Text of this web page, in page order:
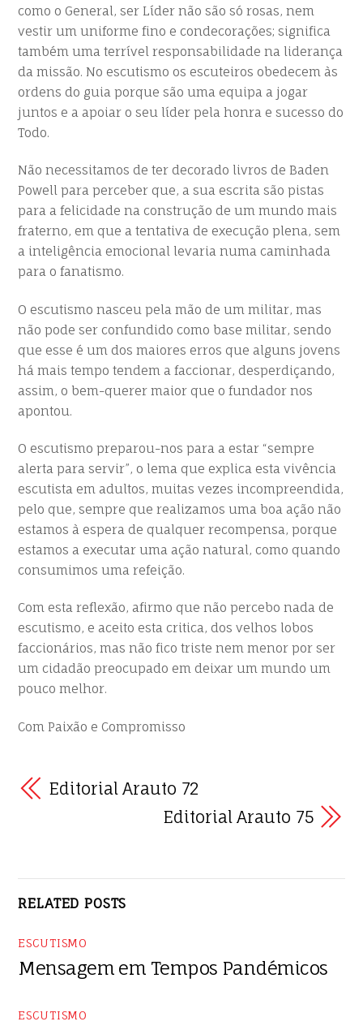
como o General, ser Líder não são só rosas, nem
vestir um uniforme fino e condecorações; significa
também uma terrível responsabilidade na liderança
da missão. No escutismo os escuteiros obedecem às
ordens do guia porque são uma equipa a jogar
juntos e a apoiar o seu líder pela honra e sucesso do
Todo.
Não necessitamos de ter decorado livros de Baden
Powell para perceber que, a sua escrita são pistas
para a felicidade na construção de um mundo mais
fraterno, em que a tentativa de execução plena, sem
a inteligência emocional levaria numa caminhada
para o fanatismo.
O escutismo nasceu pela mão de um militar, mas
não pode ser confundido como base militar, sendo
que esse é um dos maiores erros que alguns jovens
há mais tempo tendem a faccionar, desperdiçando,
assim, o bem-querer maior que o fundador nos
apontou.
O escutismo preparou-nos para a estar “sempre
alerta para servir”, o lema que explica esta vivência
escutista em adultos, muitas vezes incompreendida,
pelo que, sempre que realizamos uma boa ação não
estamos à espera de qualquer recompensa, porque
estamos a executar uma ação natural, como quando
consumimos uma refeição.
Com esta reflexão, afirmo que não percebo nada de
escutismo, e aceito esta critica, dos velhos lobos
faccionários, mas não fico triste nem menor por ser
um cidadão preocupado em deixar um mundo um
pouco melhor.
Com Paixão e Compromisso
Editorial Arauto 72
Editorial Arauto 75
RELATED POSTS
ESCUTISMO
Mensagem em Tempos Pandémicos
ESCUTISMO